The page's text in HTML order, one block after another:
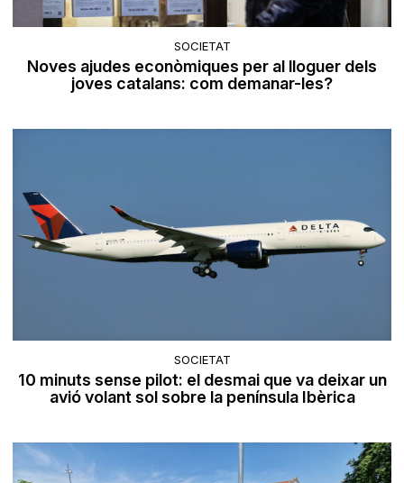
SOCIETAT
Noves ajudes econòmiques per al lloguer dels
joves catalans: com demanar-les?
SOCIETAT
10 minuts sense pilot: el desmai que va deixar un
avió volant sol sobre la península Ibèrica